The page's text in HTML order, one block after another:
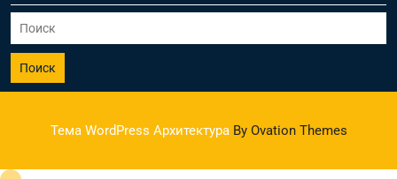
Поиск
Тема WordPress Архитектура By Ovation Themes